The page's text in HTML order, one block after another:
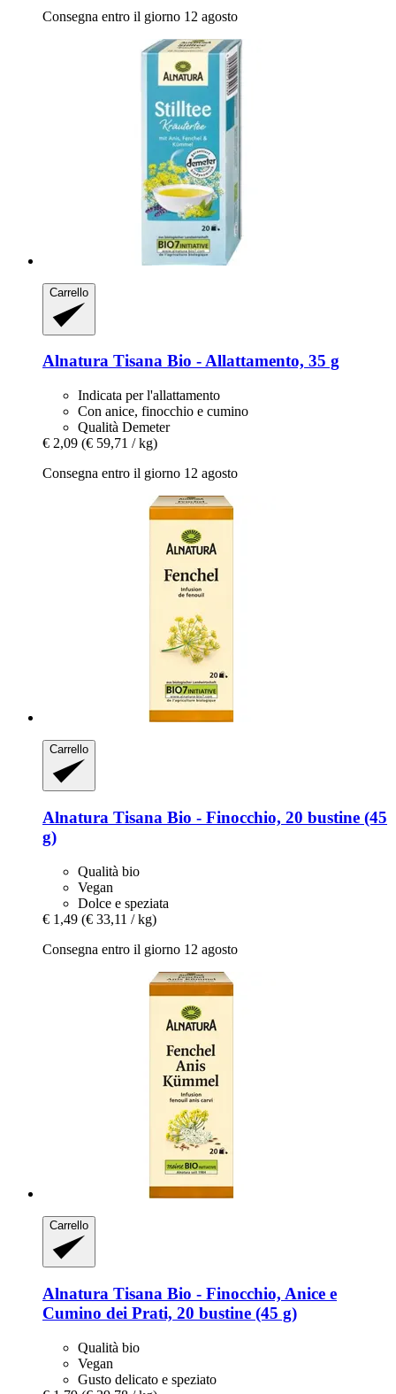
Consegna entro il giorno 12 agosto
Carrello
Alnatura Tisana Bio -​ Allattamento, 35 g
Indicata per l'allattamento
Con anice, finocchio e cumino
Qualità Demeter
€ 2,09 (€ 59,71 / kg)
Consegna entro il giorno 12 agosto
Carrello
Alnatura Tisana Bio -​ Finocchio, 20 bustine (45
g)
Qualità bio
Vegan
Dolce e speziata
€ 1,49 (€ 33,11 / kg)
Consegna entro il giorno 12 agosto
Carrello
Alnatura Tisana Bio -​ Finocchio, Anice e
Cumino dei Prati, 20 bustine (45 g)
Qualità bio
Vegan
Gusto delicato e speziato